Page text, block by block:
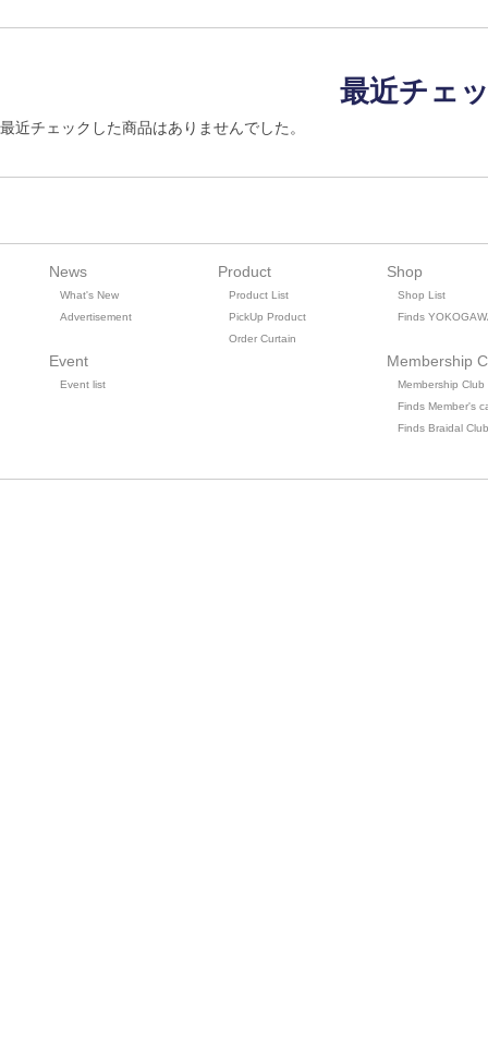
最近チェ
最近チェックした商品はありませんでした。
News
What's New
Advertisement
Event
Event list
Product
Product List
PickUp Product
Order Curtain
Shop
Shop List
Finds
Membership
Membership Club
Finds Member's
Finds Braidal Club